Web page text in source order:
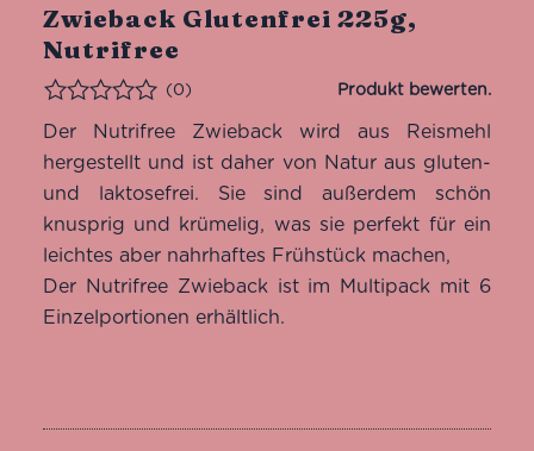
Zwieback Glutenfrei 225g,
Nutrifree
Bewertet
(0)
Der Nutrifree Zwieback wird aus Reismehl
hergestellt und ist daher von Natur aus gluten-
und laktosefrei. Sie sind außerdem schön
knusprig und krümelig, was sie perfekt für ein
leichtes aber nahrhaftes Frühstück machen,
Der Nutrifree Zwieback ist im Multipack mit 6
Einzelportionen erhältlich.